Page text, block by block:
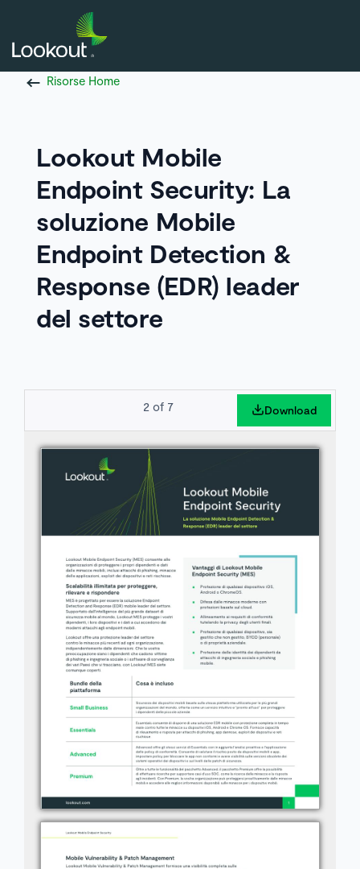
Risorse Home
Lookout Mobile
Endpoint Security: La
soluzione Mobile
Endpoint Detection &
Response (EDR) leader
del settore
2 of 7 Download